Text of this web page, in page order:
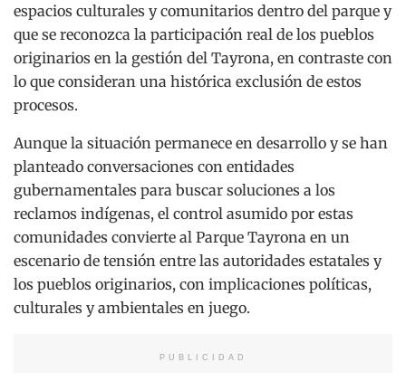
espacios culturales y comunitarios dentro del parque y
que se reconozca la participación real de los pueblos
originarios en la gestión del Tayrona, en contraste con
lo que consideran una histórica exclusión de estos
procesos.
Aunque la situación permanece en desarrollo y se han
planteado conversaciones con entidades
gubernamentales para buscar soluciones a los
reclamos indígenas, el control asumido por estas
comunidades convierte al Parque Tayrona en un
escenario de tensión entre las autoridades estatales y
los pueblos originarios, con implicaciones políticas,
culturales y ambientales en juego.
PUBLICIDAD